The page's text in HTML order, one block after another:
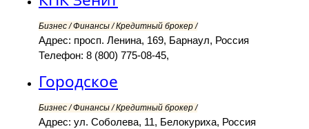
Бизнес / Финансы / Кредитный брокер /
Адрес: просп. Ленина, 169, Барнаул, Россия
Телефон: 8 (800) 775-08-45,
Городское
Бизнес / Финансы / Кредитный брокер /
Адрес: ул. Соболева, 11, Белокуриха, Россия